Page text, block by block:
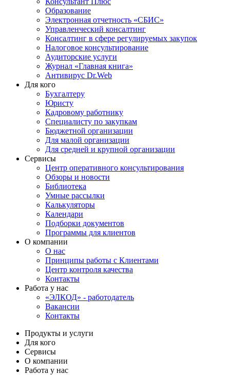
Образование
Электронная отчетность «СБИС»
Управленческий консалтинг
Консалтинг в сфере регулируемых закупок
Налоговое консультирование
Аудиторские услуги
Журнал «Главная книга»
Антивирус Dr.Web
Для кого
Бухгалтеру
Юристу
Кадровому работнику
Специалисту по закупкам
Бюджетной организации
Для малой организации
Для средней и крупной организации
Сервисы
Центр оперативного консультирования
Обзоры и новости
Библиотека
Умные рассылки
Калькуляторы
Календари
Подборки документов
Программы для клиентов
О компании
О нас
Принципы работы с Клиентами
Центр контроля качества
Контакты
Работа у нас
«ЭЛКОД» - работодатель
Вакансии
Контакты
Продукты и услуги
Для кого
Сервисы
О компании
Работа у нас